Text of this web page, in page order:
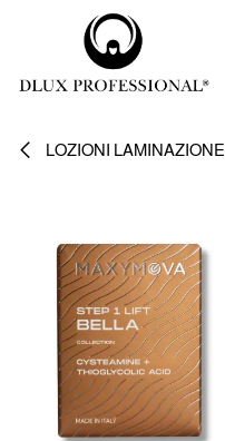
Passa al contenuto
LOZIONI LAMINAZIONE